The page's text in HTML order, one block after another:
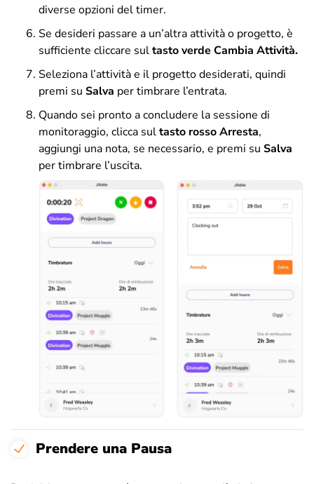
diverse opzioni del timer.
Se desideri passare a un’altra attività o progetto, è
sufficiente cliccare sultasto verde Cambia Attività.
Seleziona l’attività e il progetto desiderati, quindi
premi su Salva per timbrare l’entrata.
Quando sei pronto a concludere la sessione di
monitoraggio, clicca sultasto rosso Arresta,
aggiungi una nota, se necessario, e premi su Salva
per timbrare l’uscita.
Prendere una Pausa